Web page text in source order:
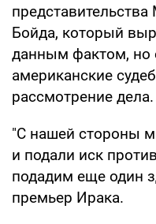
Бойда, который
данным фактом, но
американские
рассмотрение дела.
"С нашей стороны
и подали иск
подадим еще один
премьер Ирака.